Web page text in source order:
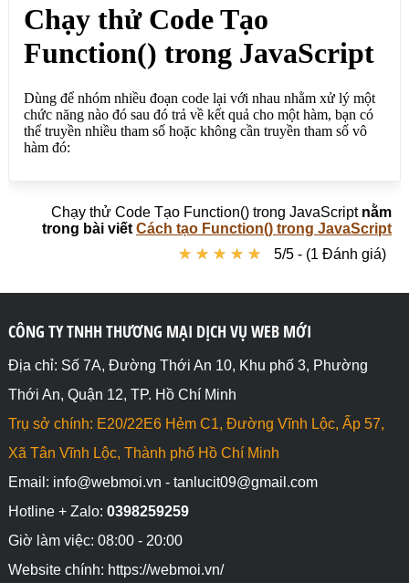
Chạy thử Code Tạo Function() trong JavaScript nằm
trong bài viết Cách tạo Function() trong JavaScript
★ ★ ★ ★ ★
★ ★ ★ ★ ★ 5/5 - (1 Đánh giá)
CÔNG TY TNHH THƯƠNG MẠI DỊCH VỤ WEB MỚI
Địa chỉ: Số 7A, Đường Thới An 10, Khu phố 3, Phường
Thới An, Quận 12, TP. Hồ Chí Minh
Trụ sở chính: E20/22E6 Hẻm C1, Đường Vĩnh Lộc, Ấp 57,
Xã Tân Vĩnh Lộc, Thành phố Hồ Chí Minh
Email: info@webmoi.vn - tanlucit09@gmail.com
Hotline + Zalo: 0398259259
Giờ làm việc: 08:00 - 20:00
Website chính: https://webmoi.vn/